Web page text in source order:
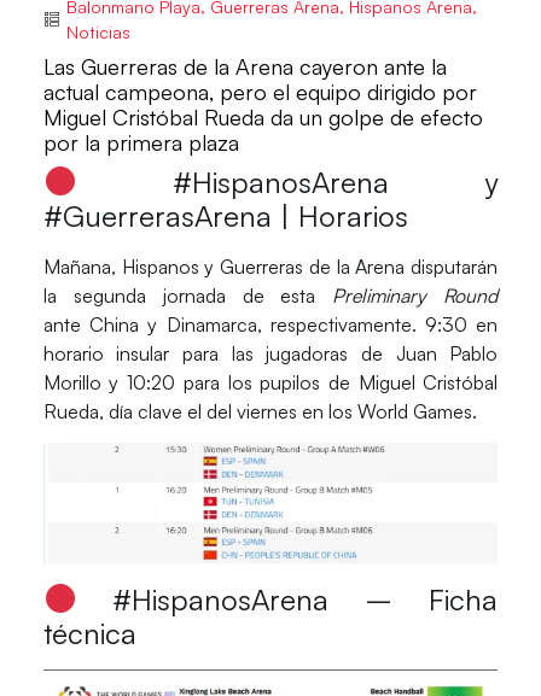
Balonmano Playa, Guerreras Arena, Hispanos Arena,
Noticias
Las Guerreras de la Arena cayeron ante la
actual campeona, pero el equipo dirigido por
Miguel Cristóbal Rueda da un golpe de efecto
por la primera plaza
#HispanosArena y
#GuerrerasArena | Horarios
Mañana, Hispanos y Guerreras de la Arena disputarán
la segunda jornada de esta Preliminary Round
anteChina y Dinamarca, respectivamente. 9:30 en
horario insular para las jugadoras de Juan Pablo
Morillo y 10:20 para los pupilos de Miguel Cristóbal
Rueda, día clave el del viernes en los World Games.
#HispanosArena – Ficha
técnica